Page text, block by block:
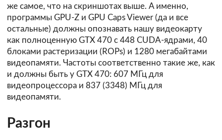
же самое, что на скриншотах выше. А именно,
программы GPU-Z и GPU Caps Viewer (да и все
остальные) должны опознавать нашу видеокарту
как полноценную GTX 470 с 448 CUDA-ядрами, 40
блоками растеризации (ROPs) и 1280 мегабайтами
видеопамяти. Частоты соответственно такие же, как
и должны быть у GTX 470: 607 МГц для
видеопроцессора и 837 (3348) МГц для
видеопамяти.
Разгон